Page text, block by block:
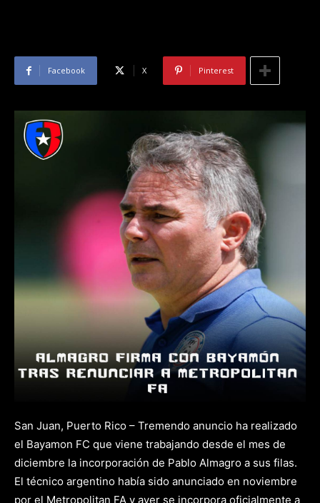
Facebook X Pinterest
San Juan, Puerto Rico – Tremendo anuncio ha realizado
el Bayamon FC que viene trabajando desde el mes de
diciembre la incorporación de Pablo Almagro a sus filas.
El técnico argentino había sido anunciado en noviembre
por el Metropolitan FA y ayer se incorpora oficialmente a